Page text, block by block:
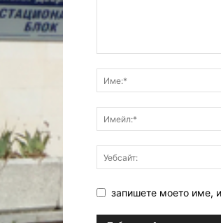
запишете моето име,